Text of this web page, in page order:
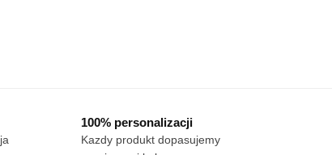
100% personalizacji
Kazdy produkt dopasujemy